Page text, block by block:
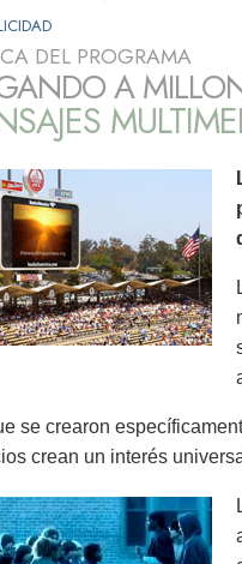
DEL PROGRAMA
A
se crearon
crean un interés